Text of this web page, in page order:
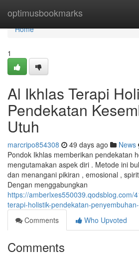
optimusbookmarks
Home
Home
1
Al Ikhlas Terapi
Pendekatan
Utuh
marcripo854308 49 days ago News
Pondok Ikhlas memberikan pendekatan
mengutamakan aspek diri . Metode ini
dan menangani pikiran , emosional ,
Dengan menggabungkan
https://amberlxes550039.qodsblog.com/
terapi-holistik-pendekatan-
Comments
Who Upvoted
Comments